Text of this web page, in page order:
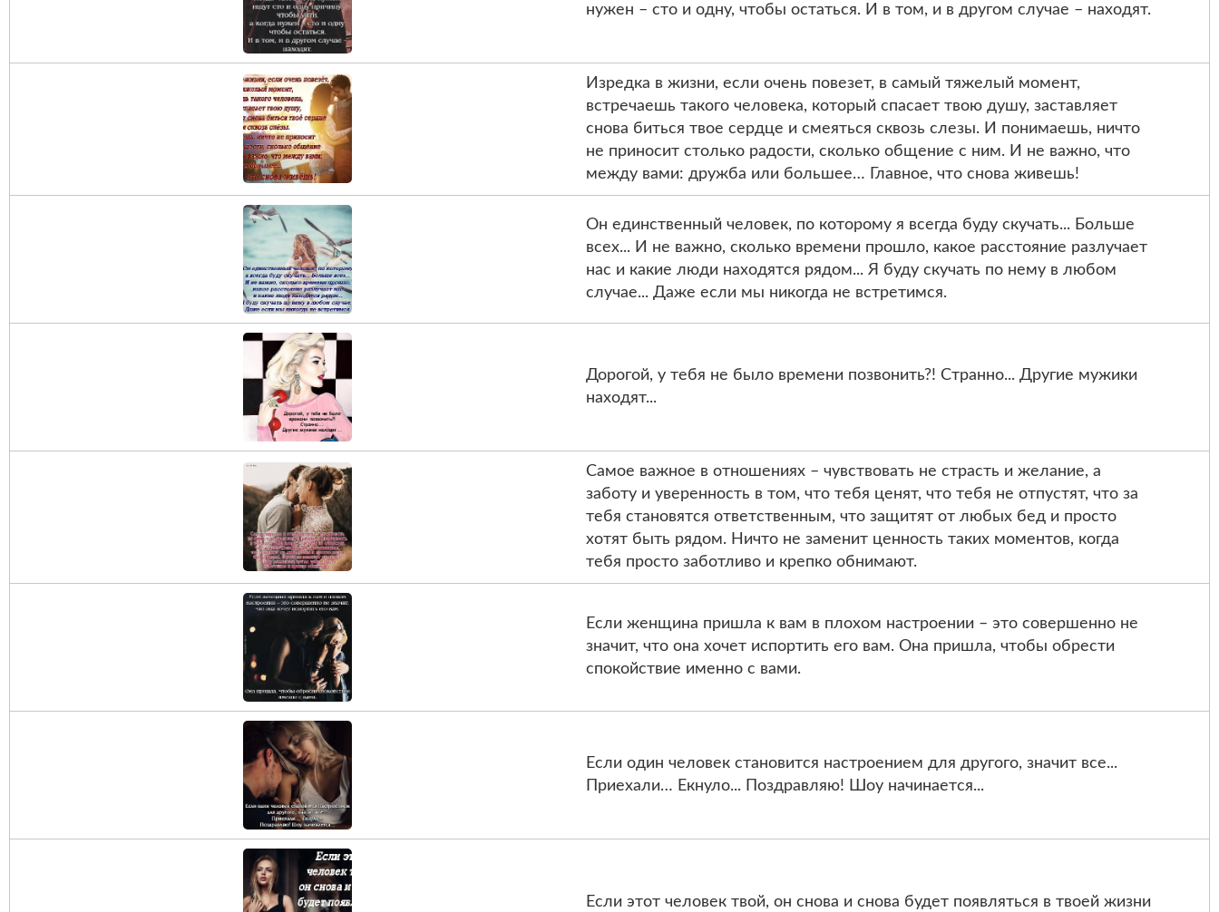
нужен – сто и одну, чтобы остаться. И в том, и в другом случае – находят.
Изредка в жизни, если очень повезет, в самый тяжелый момент,
встречаешь такого человека, который спасает твою душу, заставляет
снова биться твое сердце и смеяться сквозь слезы. И понимаешь, ничто
не приносит столько радости, сколько общение с ним. И не важно, что
между вами: дружба или большее… Главное, что снова живешь!
Он единственный человек, по которому я всегда буду скучать... Больше
всех... И не важно, сколько времени прошло, какое расстояние разлучает
нас и какие люди находятся рядом... Я буду скучать по нему в любом
случае... Даже если мы никогда не встретимся.
Дорогой, у тебя не было времени позвонить?! Странно... Другие мужики
находят...
Самое важное в отношениях – чувствовать не страсть и желание, а
заботу и уверенность в том, что тебя ценят, что тебя не отпустят, что за
тебя становятся ответственным, что защитят от любых бед и просто
хотят быть рядом. Ничто не заменит ценность таких моментов, когда
тебя просто заботливо и крепко обнимают.
Если женщина пришла к вам в плохом настроении – это совершенно не
значит, что она хочет испортить его вам. Она пришла, чтобы обрести
спокойствие именно с вами.
Если один человек становится настроением для другого, значит все...
Приехали… Екнуло... Поздравляю! Шоу начинается...
Если этот человек твой, он снова и снова будет появляться в твоей жизни